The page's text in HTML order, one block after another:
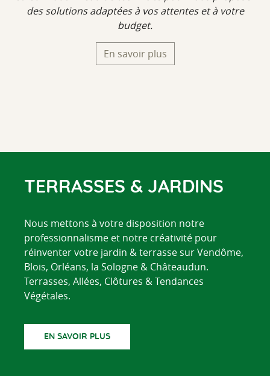
des solutions adaptées à vos attentes et à votre
budget.
En savoir plus
TERRASSES & JARDINS
Nous mettons à votre disposition notre
professionnalisme et notre créativité pour
réinventer votre jardin & terrasse sur Vendôme,
Blois, Orléans, la Sologne & Châteaudun.
Terrasses, Allées, Clôtures & Tendances
Végétales.
EN SAVOIR PLUS